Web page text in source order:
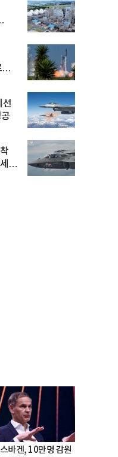
선
대
바겐, 10만명 감원